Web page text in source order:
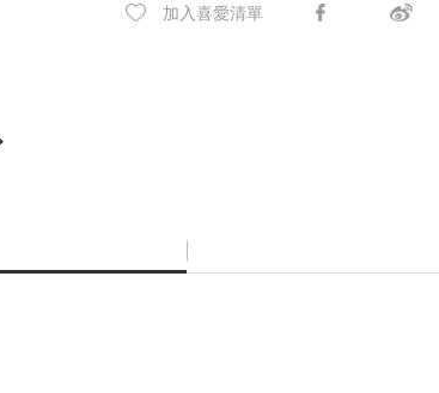
加入喜愛清單